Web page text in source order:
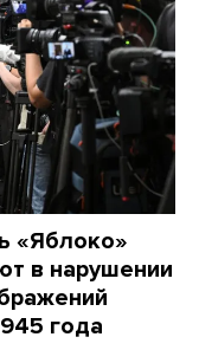
«Яблоко»
в нарушении
года